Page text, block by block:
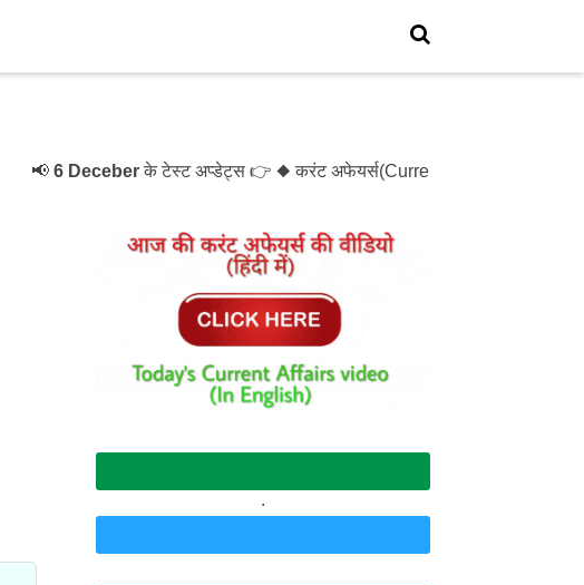
6 Deceberके टेस्ट अप्डेट्स 👉 ◆ करंट अफेयर्स(Current Affairs)- Test- 1214 ◆
.